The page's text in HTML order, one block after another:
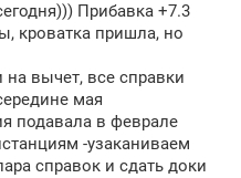
Прибавка +7.3
кроватка пришла, но
вычет, все справки
мая
подавала в феврале
-узаканиваем
справок и сдать доки